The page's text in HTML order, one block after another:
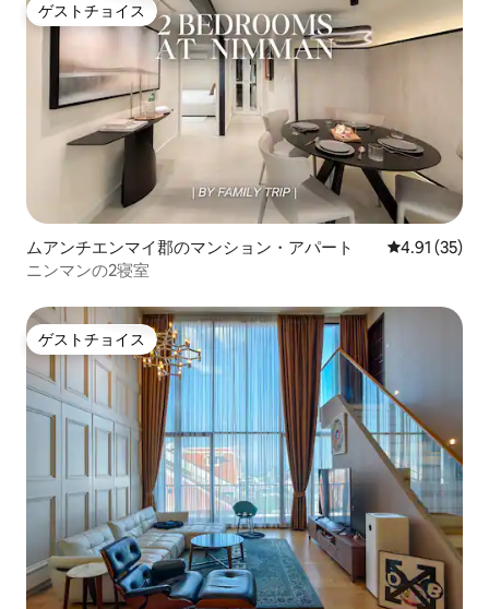
ゲストチョイス
ゲストチョイス
ムアンチエンマイ郡のマンション・アパート レビュー35
4.91 (35)
ニンマンの2寝室
ゲストチョイス
ゲストチョイス